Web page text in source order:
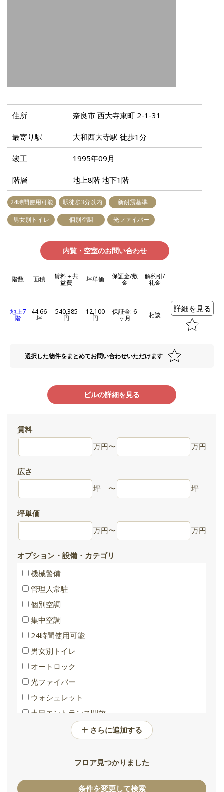
住所 奈良市 西大寺東町 2-1-31
最寄り駅 大和西大寺駅 徒歩1分
竣工 1995年09月
階層 地上8階 地下1階
24時間使用可能 駅徒歩3分以内 新耐震基準
男女別トイレ 個別空調 光ファイバー
内覧・空室のお問い合わせ
階数 面積 賃料＋共
益費 坪単価 保証金/敷
金
解約引/
礼金
地上7
階
44.66
坪
540,385
円
12,100
円
保証金: 6
ヶ月 相談
詳細を見る
選択した物件をまとめてお問い合わせいただけます
ビルの詳細を見る
賃料
万円〜 万円
広さ
坪 〜 坪
坪単価
万円〜 万円
オプション・設備・カテゴリ
機械警備
管理人常駐
個別空調
集中空調
24時間使用可能
男女別トイレ
オートロック
光ファイバー
ウォシュレット
土日エントランス開放
バリアフリートイレさらに追加する
フロア見つかりました
条件を変更して検索